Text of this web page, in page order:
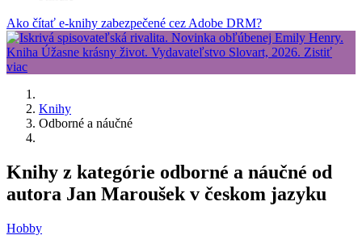
Ako čítať e-knihy zabezpečené cez Adobe DRM?
Knihy
Odborné a náučné
Knihy z kategórie odborné a náučné od
autora Jan Maroušek v českom jazyku
Hobby